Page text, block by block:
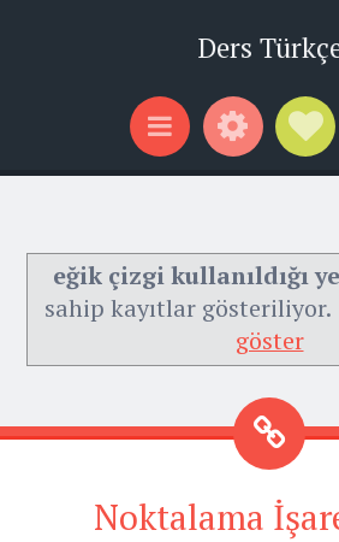
Ders
Menu Widgets
eğik çizgi kullanıldığı
sahip kayıtlar gösteriliyor.
göster
Noktalama